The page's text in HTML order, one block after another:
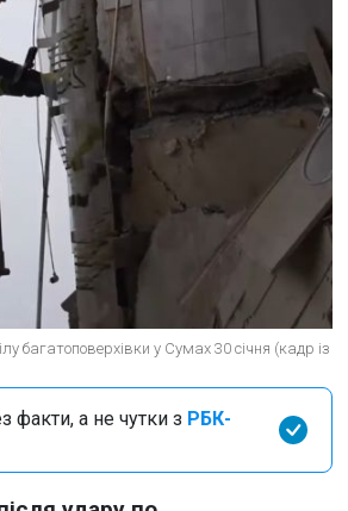
багатоповерхівки у Сумах 30 січня (кадр із
факти, а не чутки з РБК-